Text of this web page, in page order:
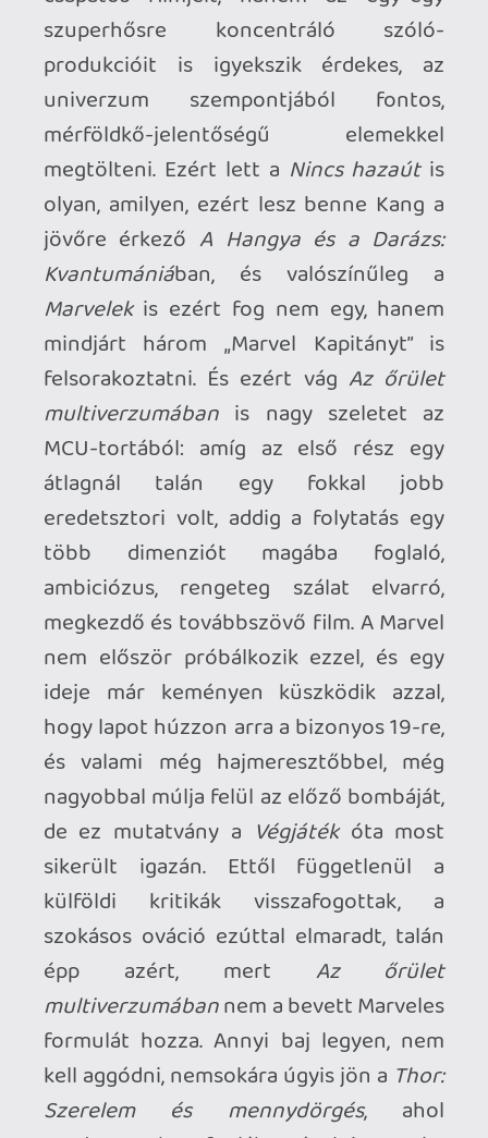
Ahhoz, hogy te is hozzászólj, be kell
Cash Bacsi 2022.07.12 09:08:28 #1xhg3
Hát, ha ettől sokkot kaptál akkor a The
Boys-ot semmiképpen se nézd meg, mert
évtizedekig tartó traumában fogsz
szenvedni. 😛
Hwopapa
Cash Bacsi 2022.07.12 09:07:24 #1xhg1
Hát, ha ez horror akkor a "The Boys"-hoz
mit szólsz? 😉 Egyébként mesteri kritika
volt mint mindig, köszönöm szépen ...
eikichi 2022.06.21 09:39:37 #1xfxf
Ad némi pluszt, ha megnézed a sorozatot
is, de nélküle is érthető/élvezhető
szerintem. Én sem láttam, bár nagy
vonalakban tudom, mi történik benne.
Necroman Mk2 2022.06.20 13:21:58
Necroman Mk2 2022.06.20 13:21:58 #1xfvf